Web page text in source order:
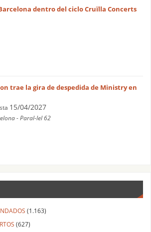
Barcelona dentro del ciclo Cruïlla Concerts
trae la gira de despedida de Ministry en
15/04/2027
- Paral-lel 62
(1.163)
(627)